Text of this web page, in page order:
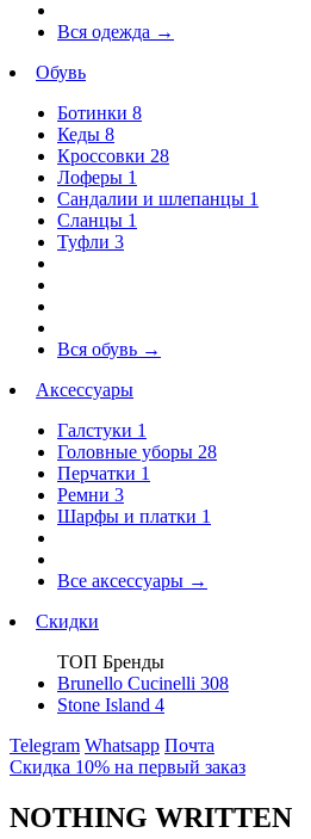
Вся одежда →
Обувь
Ботинки 8
Кеды 8
Кроссовки 28
Лоферы 1
Сандалии и шлепанцы 1
Сланцы 1
Туфли 3
Вся обувь →
Аксессуары
Галстуки 1
Головные уборы 28
Перчатки 1
Ремни 3
Шарфы и платки 1
Все аксессуары →
Скидки
ТОП Бренды
Brunello Cucinelli 308
Stone Island 4
Telegram Whatsapp Почта
Скидка 10% на первый заказ
NOTHING WRITTEN